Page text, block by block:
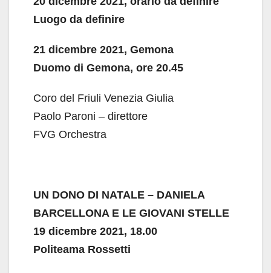
Luogo da definire
21 dicembre 2021, Gemona
Duomo di Gemona, ore 20.45
Coro del Friuli Venezia Giulia
Paolo Paroni – direttore
FVG Orchestra
UN DONO DI NATALE – DANIELA
BARCELLONA E LE GIOVANI STELLE
19 dicembre 2021, 18.00
Politeama Rossetti